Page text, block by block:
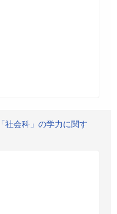
社会科」の学力に関す